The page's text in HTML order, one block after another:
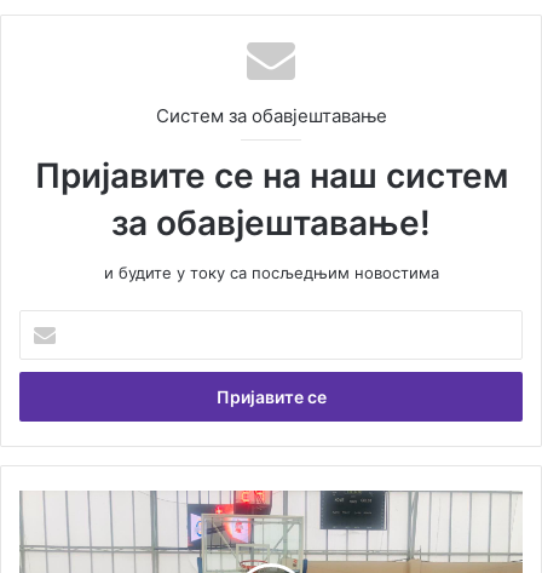
te
Систем за обавјештавање
Пријавите се на наш систем
за обавјештавање!
и будите у току са посљедњим новостима
е
и
т
а
ш
н